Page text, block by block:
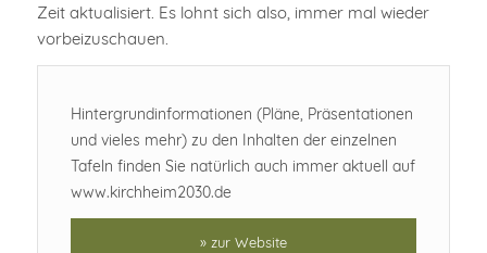
Zeit aktualisiert. Es lohnt sich also, immer mal wieder
vorbeizuschauen.
Hintergrundinformationen (Pläne, Präsentationen
und vieles mehr) zu den Inhalten der einzelnen
Tafeln finden Sie natürlich auch immer aktuell auf
www.kirchheim2030.de
» zur Website